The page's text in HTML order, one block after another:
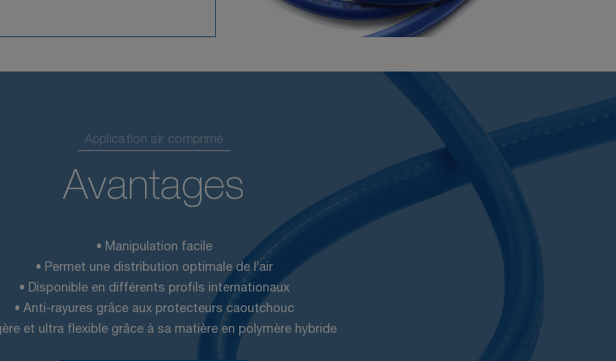
Application air comprimé
Avantages
• Manipulation facile
• Permet une distribution optimale de l’air
• Disponible en différents profils internationaux
• Anti-rayures grâce aux protecteurs caoutchouc
et ultra flexible grâce à sa matière en polymère hybride